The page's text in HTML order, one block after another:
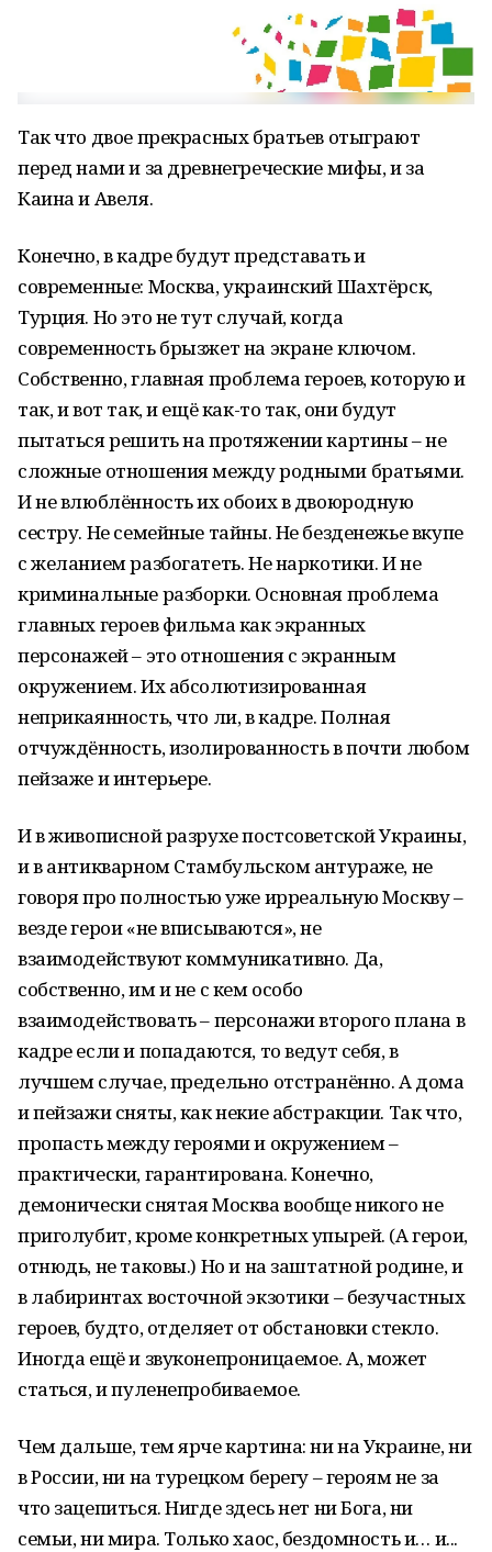
Так что двое прекрасных братьев отыграют
перед нами и за древнегреческие мифы, и за
Каина и Авеля.
Конечно, в кадре будут представать и
современные: Москва, украинский Шахтёрск,
Турция. Но это не тут случай, когда
современность брызжет на экране ключом.
Собственно, главная проблема героев, которую и
так, и вот так, и ещё как-то так, они будут
пытаться решить на протяжении картины – не
сложные отношения между родными братьями.
И не влюблённость их обоих в двоюродную
сестру. Не семейные тайны. Не безденежье вкупе
с желанием разбогатеть. Не наркотики. И не
криминальные разборки. Основная проблема
главных героев фильма как экранных
персонажей – это отношения с экранным
окружением. Их абсолютизированная
неприкаянность, что ли, в кадре. Полная
отчуждённость, изолированность в почти любом
пейзаже и интерьере.
И в живописной разрухе постсоветской Украины,
и в антикварном Стамбульском антураже, не
говоря про полностью уже ирреальную Москву –
везде герои «не вписываются», не
взаимодействуют коммуникативно. Да,
собственно, им и не с кем особо
взаимодействовать – персонажи второго плана в
кадре если и попадаются, то ведут себя, в
лучшем случае, предельно отстранённо. А дома
и пейзажи сняты, как некие абстракции. Так что,
пропасть между героями и окружением –
практически, гарантирована. Конечно,
демонически снятая Москва вообще никого не
приголубит, кроме конкретных упырей. (А герои,
отнюдь, не таковы.) Но и на заштатной родине, и
в лабиринтах восточной экзотики – безучастных
героев, будто, отделяет от обстановки стекло.
Иногда ещё и звуконепроницаемое. А, может
статься, и пуленепробиваемое.
Чем дальше, тем ярче картина: ни на Украине, ни
в России, ни на турецком берегу – героям не за
что зацепиться. Нигде здесь нет ни Бога, ни
семьи, ни мира. Только хаос, бездомность и… и...